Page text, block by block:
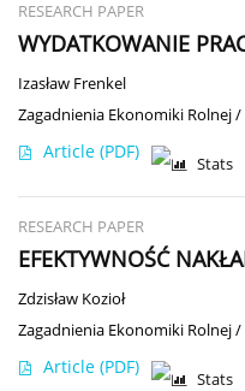
RESEARCH PAPER
WYDATKOWANIE
Izasław Frenkel
Zagadnienia Ekonomiki Rolnej
Article (PDF)
Stats
RESEARCH PAPER
EFEKTYWNOŚĆ
Zdzisław Kozioł
Zagadnienia Ekonomiki Rolnej
Article (PDF)
Stats